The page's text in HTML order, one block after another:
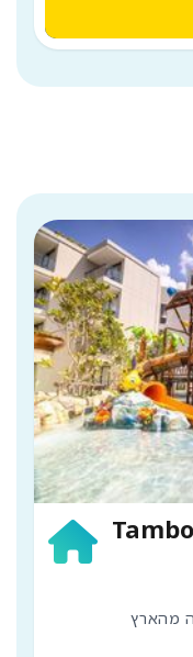
התחלה של הטיול לאחר טיסה ארוכה מהארץ